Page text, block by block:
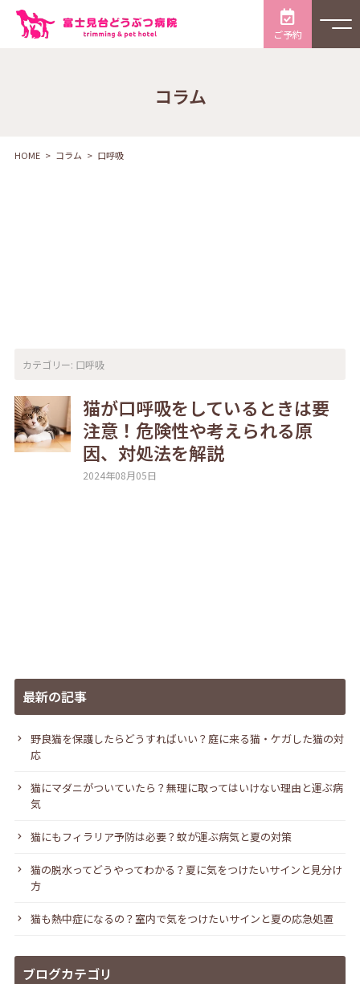
ご予約
コラム
HOME コラム 口呼吸
カテゴリー: 口呼吸
猫が口呼吸をしているときは要
注意！危険性や考えられる原
因、対処法を解説
2024年08月05日
最新の記事
野良猫を保護したらどうすればいい？庭に来る猫・ケガした猫の対
応
猫にマダニがついていたら？無理に取ってはいけない理由と運ぶ病
気
猫にもフィラリア予防は必要？蚊が運ぶ病気と夏の対策
猫の脱水ってどうやってわかる？夏に気をつけたいサインと見分け
方
猫も熱中症になるの？室内で気をつけたいサインと夏の応急処置
ブログカテゴリ